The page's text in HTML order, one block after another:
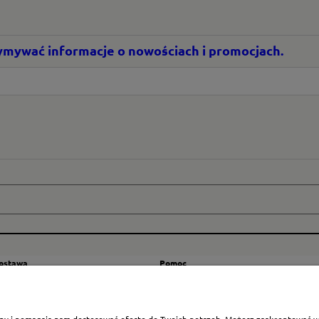
informacje o nowościach i promocjach.
Pomoc